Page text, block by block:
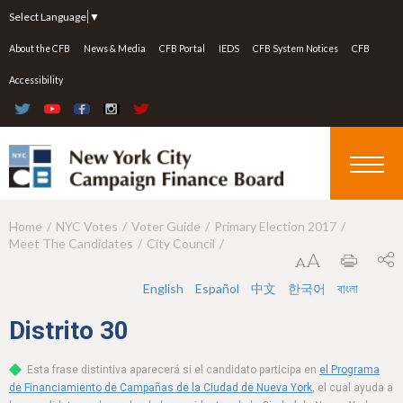
Select Language ▼
About the CFB News & Media CFB Portal IEDS CFB System Notices CFB
Accessibility
Y
a
e
Home NYC Votes Voter Guide
Primary Election 2017
Meet The Candidates
City Council
English Español 中文 한국어 বাংলা
Distrito 30
Esta frase distintiva aparecerá si el candidato participa en el Programa
de Financiamiento de Campañas de la Ciudad de Nueva York, el cual ayuda a